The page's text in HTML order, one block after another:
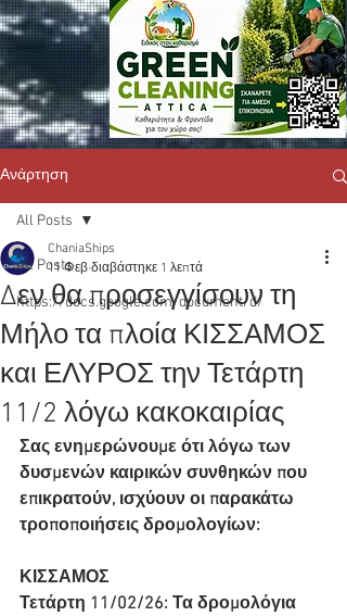
Ανάρτηση
All Posts
https://docs.google.com/document/d/
All Posts
Δεν θα προσεγγίσουν τη
Μήλο τα πλοία ΚΙΣΣΑΜΟΣ
και ΕΛΥΡΟΣ την Τετάρτη
11/2 λόγω κακοκαιρίας
ChaniaShips
11 Φεβ διαβάστηκε 1 λεπτά
Σας ενημερώνουμε ότι λόγω των
δυσμενών καιρικών συνθηκών που
επικρατούν, ισχύουν οι παρακάτω
τροποποιήσεις δρομολογίων:
ΚΙΣΣΑΜΟΣ
Τετάρτη 11/02/26: Τα δρομολόγια